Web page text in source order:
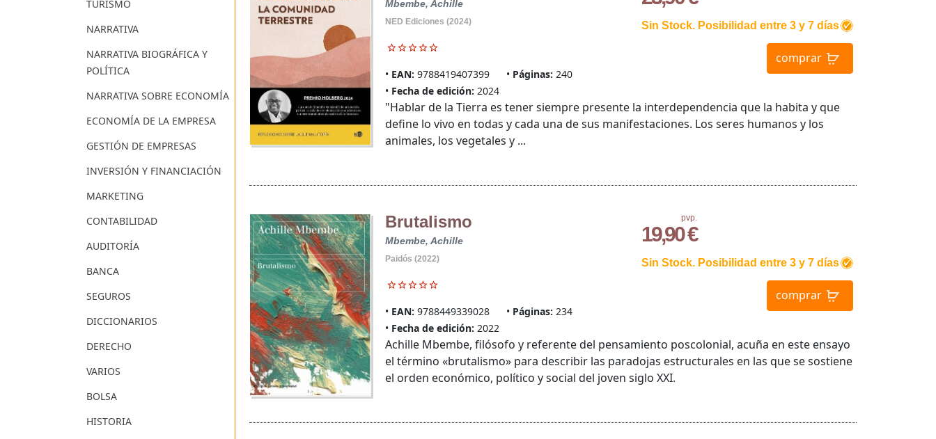
TURISMO
NARRATIVA
NARRATIVA BIOGRÁFICA Y
POLÍTICA
NARRATIVA SOBRE ECONOMÍA
ECONOMÍA DE LA EMPRESA
GESTIÓN DE EMPRESAS
INVERSIÓN Y FINANCIACIÓN
MARKETING
CONTABILIDAD
AUDITORÍA
BANCA
SEGUROS
DICCIONARIOS
DERECHO
VARIOS
BOLSA
HISTORIA
Mbembe, Achille
NED Ediciones (2024)
EAN: 9788419407399 Páginas: 240
Fecha de edición: 2024
Sin Stock. Posibilidad entre 3 y 7 días
comprar
"Hablar de la Tierra es tener siempre presente la interdependencia que la habita y que
define lo vivo en todas y cada una de sus manifestaciones. Los seres humanos y los
animales, los vegetales y ...
Brutalismo
Mbembe, Achille
Paidós (2022)
EAN: 9788449339028 Páginas: 234
Fecha de edición: 2022
pvp.
19,90 €
Sin Stock. Posibilidad entre 3 y 7 días
comprar
Achille Mbembe, filósofo y referente del pensamiento poscolonial, acuña en este ensayo
el término «brutalismo» para describir las paradojas estructurales en las que se sostiene
el orden económico, político y social del joven siglo XXI.